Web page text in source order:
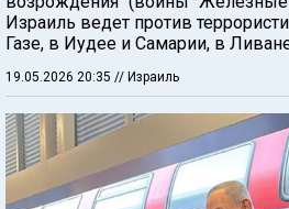
Израиль ведет против
Газе, в Иудее и Самарии, в
19.05.2026 20:35 // Израиль